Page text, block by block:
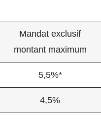
Mandat exclusif
montant maximum
5,5%*
4,5%